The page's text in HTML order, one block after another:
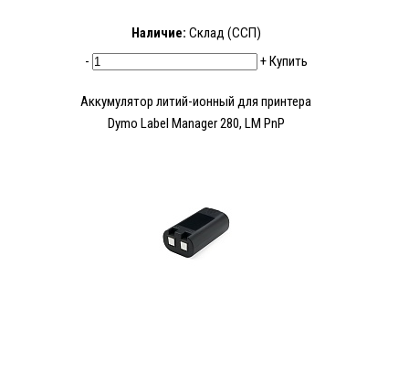
Наличие: Склад (ССП)
-
+Купить
Аккумулятор литий-ионный для принтера
Dymo Label Manager 280, LM PnP